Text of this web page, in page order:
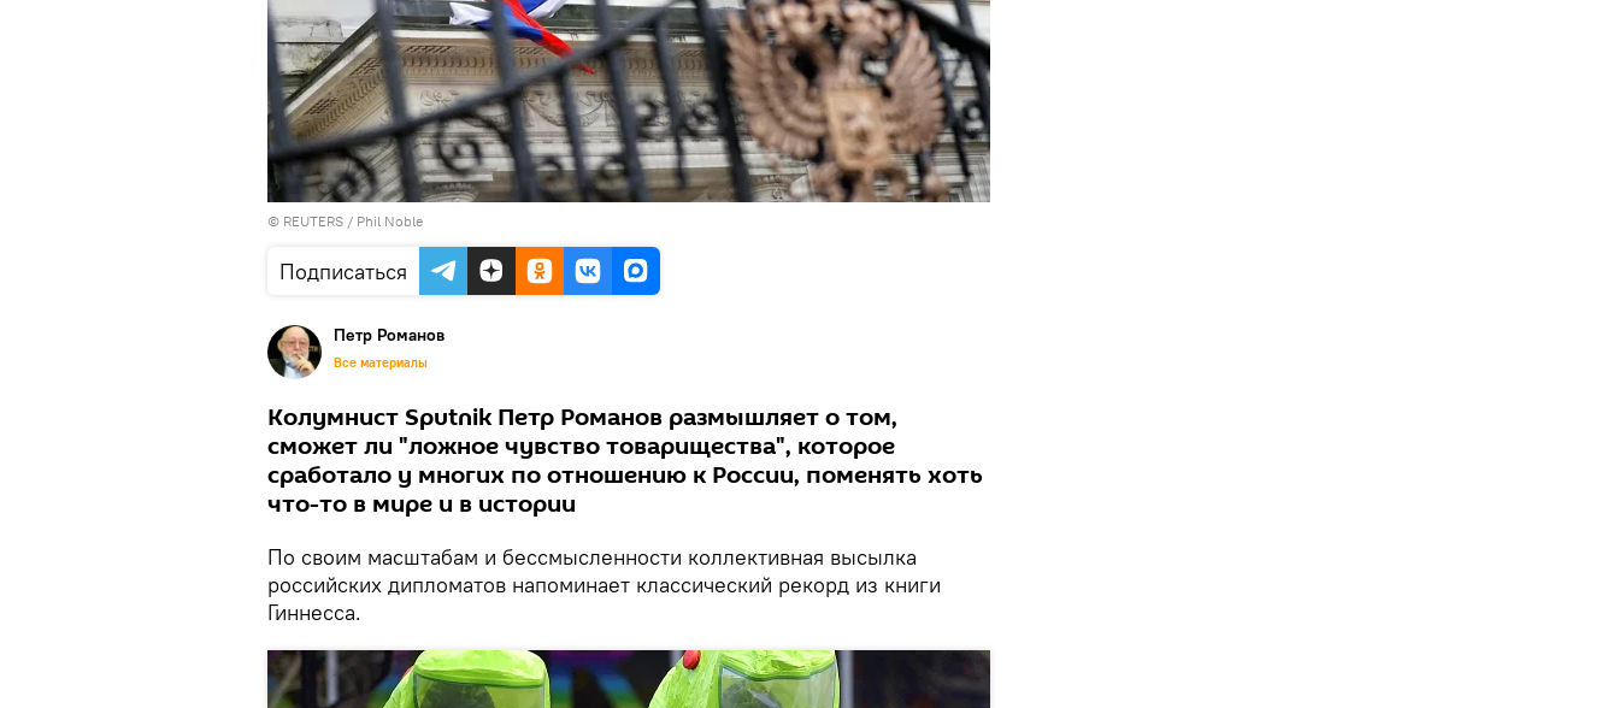
© REUTERS / Phil Noble
Подписаться
Петр Романов
Все материалы
Колумнист Sputnik Петр Романов размышляет о том,
сможет ли "ложное чувство товарищества", которое
сработало у многих по отношению к России, поменять хоть
что-то в мире и в истории
По своим масштабам и бессмысленности коллективная высылка
российских дипломатов напоминает классический рекорд из книги
Гиннесса.